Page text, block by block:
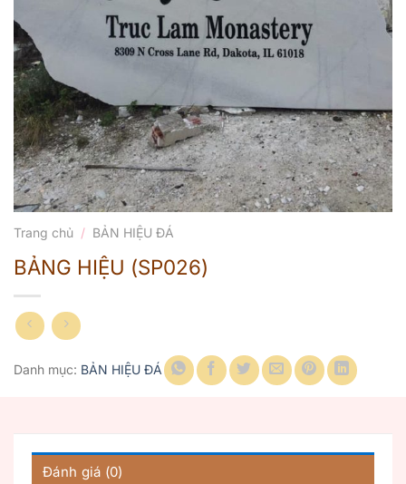
Trang chủ / BẢN HIỆU ĐÁ
BẢNG HIỆU (SP026)
Danh mục: BẢN HIỆU ĐÁ
Đánh giá (0)